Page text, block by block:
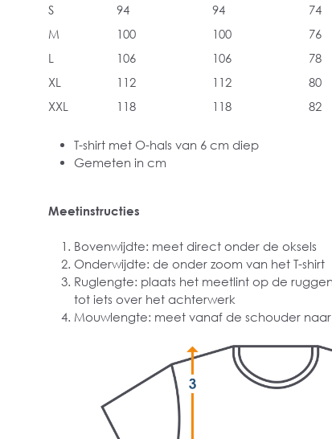
S
94 94 74
M
100 100 76
L
106 106 78
XL
112 112 80
XXL
118 118 82
T-shirt met O-hals van 6 cm diep
Gemeten in cm
Meetinstructies
Bovenwijdte: meet direct onder de oksels
Onderwijdte: de onder zoom van het T-shirt
Ruglengte: plaats het meetlint op de
tot iets over het achterwerk
Mouwlengte: meet vanaf de schouder